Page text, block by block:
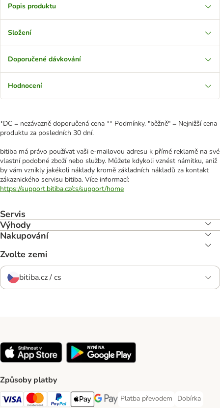
Popis produktu
Složení
Doporučené dávkování
Hodnocení
*DC = nezávazně doporučená cena ** Podmínky. "běžně" = Nejnižší cena
produktu za posledních 30 dní.
bitiba má právo používat vaši e-mailovou adresu k přímé reklamě na své
vlastní podobné zboží nebo služby. Můžete kdykoli vznést námitku, aniž
by vám vznikly jakékoli náklady kromě základních nákladů za kontakt
zákaznického servisu bitiba. Více informací:
https://support.bitiba.cz/cs/support/home
Servis
Výhody
Nakupování
Zvolte zemi
bitiba.cz / cs
Způsoby platby
Visa Payment Method
mastercard Payment Method
PayPal Payment Method
Apple pay Payment Method
Google Pay Payment Method
Platba převodem
Platba převodem Payment
Dobírka
Dobírka